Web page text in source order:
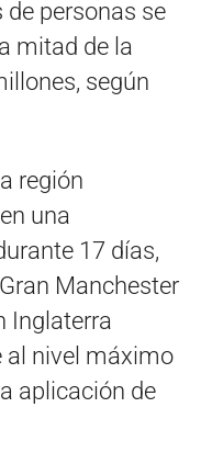
de personas se
mitad de la
según
región
una
17 días,
Manchester
Inglaterra
al nivel máximo
aplicación de